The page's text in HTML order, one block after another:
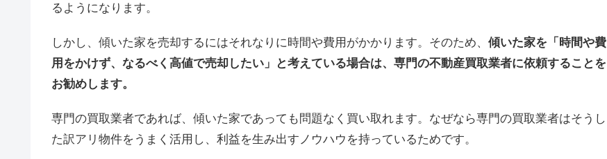
るようになります。
しかし、傾いた家を売却するにはそれなりに時間や費用がかかります。そのため、 傾いた家を「時間や費
用をかけず、なるべく高値で売却したい」と考えている場合は、専門の不動産買取業者に依頼することを
お勧めします。
専門の買取業者であれば、傾いた家であっても問題なく買い取れます。なぜなら専門の買取業者はそうし
た訳アリ物件をうまく活用し、利益を生み出すノウハウを持っているためです。